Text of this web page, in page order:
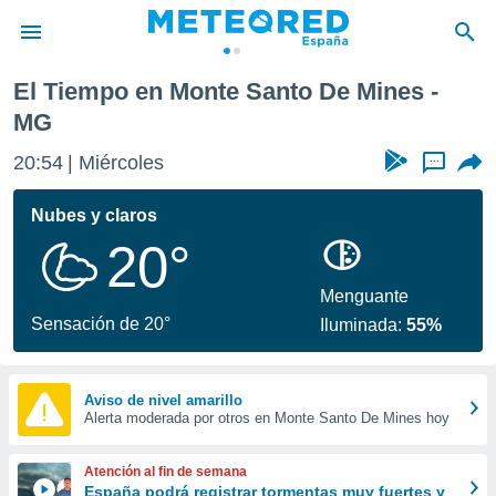
de
para
la
calidad.
a este
forma
digital
basada
El Tiempo en Monte Santo De Mines -
MG
20:54 Miércoles ...
Nubes y claros
20°
Sensación de 20°
Menguante
Iluminada:55%
Aviso de nivel amarillo
Alerta moderada por otros en Monte Santo De Mines hoy
Atención al fin de semana
España podrá registrar tormentas muy fuertes y